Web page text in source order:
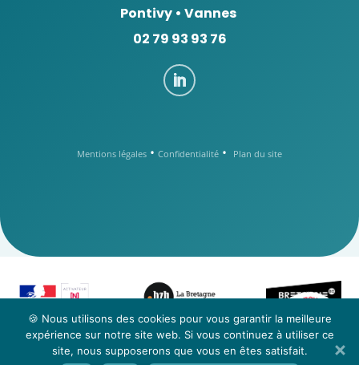
C
C
o o
n
t
t
ac
e
z
-
-
n
n
o
o
u
u
s
Pontivy • Vannes
02 79 93 93 76
Mentions légales • Confidentialité • Plan du site
🍪 Nous utilisons des cookies pour vous garantir la meilleure
expérience sur notre site web. Si vous continuez à utiliser ce
site, nous supposerons que vous en êtes satisfait.